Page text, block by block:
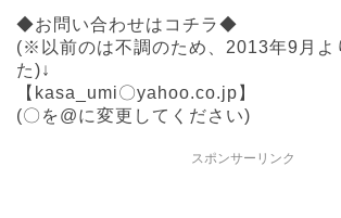
◆お問い合わせはコチラ◆
(※以前のは不調のため、2013年9月よ
た)↓
【kasa_umi〇yahoo.co.jp】
(〇を@に変更してください)
スポンサーリンク